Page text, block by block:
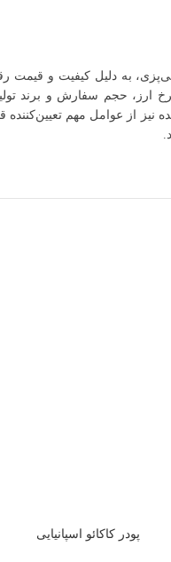
به دلیل کیفیت و قیمت
ارز، حجم سفارش و برند
از عوامل مهم تعیین‌کننده
پودر کاکائو اسپانیایی